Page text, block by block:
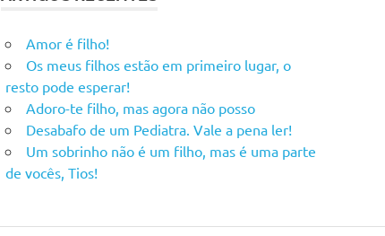
Amor é filho!
Os meus filhos estão em primeiro lugar, o
resto pode esperar!
Adoro-te filho, mas agora não posso
Desabafo de um Pediatra. Vale a pena ler!
Um sobrinho não é um filho, mas é uma parte
de vocês, Tios!